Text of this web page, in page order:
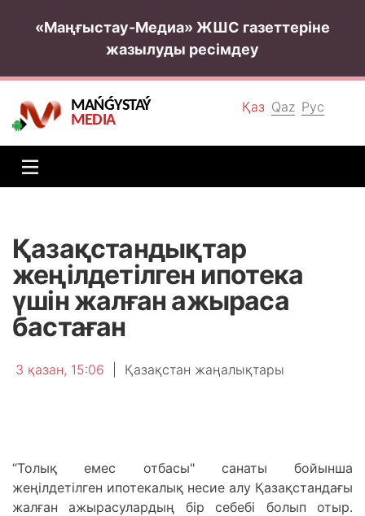
«Маңғыстау-Медиа» ЖШС газеттеріне
жазылуды ресімдеу
Қаз Qaz Рус
MAŃǴYSTAÝ
MEDIA
Қазақстандықтар
жеңілдетілген ипотека
үшін жалған ажыраса
бастаған
3 қазан, 15:06 Қазақстан жаңалықтары
“Толық емес отбасы" санаты бойынша
жеңілдетілген ипотекалық несие алу Қазақстандағы
жалған ажырасулардың бір себебі болып отыр.